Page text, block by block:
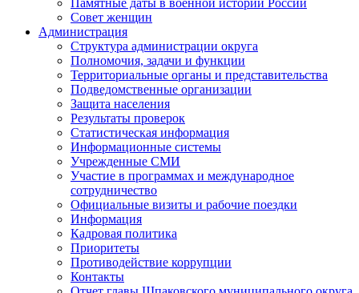
Памятные даты в военной истории России
Совет женщин
Администрация
Структура администрации округа
Полномочия, задачи и функции
Территориальные органы и представительства
Подведомственные организации
Защита населения
Результаты проверок
Статистическая информация
Информационные системы
Учрежденные СМИ
Участие в программах и международное
сотрудничество
Официальные визиты и рабочие поездки
Информация
Кадровая политика
Приоритеты
Противодействие коррупции
Контакты